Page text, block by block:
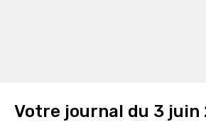
Votre journal du 3 juin